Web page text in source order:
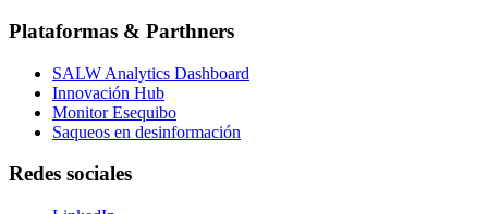
Plataformas & Parthners
SALW Analytics Dashboard
Innovación Hub
Monitor Esequibo
Saqueos en desinformación
Redes sociales